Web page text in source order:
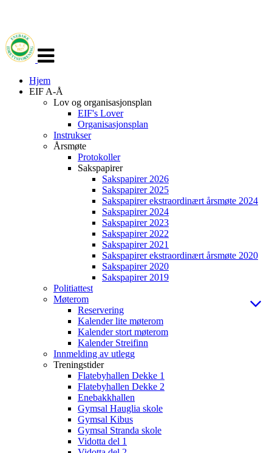
navigasjon
Hjem
EIF A-Å
Lov og organisasjonsplan
EIF's Lover
Organisasjonsplan
Instrukser
Årsmøte
Protokoller
Sakspapirer
Sakspapirer 2026
Sakspapirer 2025
Sakspapirer ekstraordinært årsmøte 2024
Sakspapirer 2024
Sakspapirer 2023
Sakspapirer 2022
Sakspapirer 2021
Sakspapirer ekstraordinært årsmøte 2020
Sakspapirer 2020
Sakspapirer 2019
Politiattest
Møterom
Reservering
Kalender lite møterom
Kalender stort møterom
Kalender Streifinn
Innmelding av utlegg
Treningstider
Flatebyhallen Dekke 1
Flatebyhallen Dekke 2
Enebakkhallen
Gymsal Hauglia skole
Gymsal Kibus
Gymsal Stranda skole
Vidotta del 1